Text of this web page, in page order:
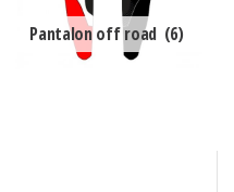
Pantalon off road (6)